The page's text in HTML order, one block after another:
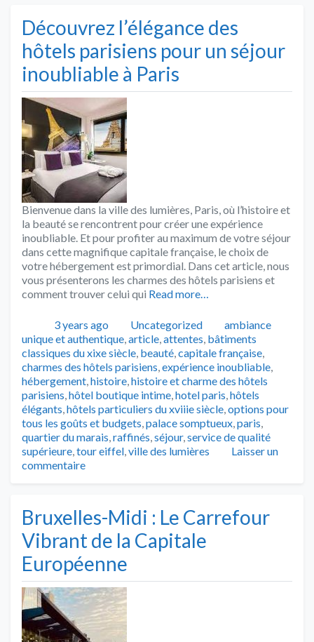
Découvrez l’élégance des
hôtels parisiens pour un séjour
inoubliable à Paris
Bienvenue dans la ville des lumières, Paris, où l’histoire et
la beauté se rencontrent pour créer une expérience
inoubliable. Et pour profiter au maximum de votre séjour
dans cette magnifique capitale française, le choix de
votre hébergement est primordial. Dans cet article, nous
vous présenterons les charmes des hôtels parisiens et
comment trouver celui qui Read more…
Publié3 years ago Catégories
Uncategorized Tags
ambiance
unique et authentique,article,attentes, bâtiments
classiques du xixe siècle, beauté,capitale française,
charmes des hôtels parisiens,expérience inoubliable,
hébergement,histoire,histoire et charme des hôtels
parisiens,hôtel boutique intime,hotel paris,hôtels
élégants,hôtels particuliers du xviiie siècle,options pour
tous les goûts et budgets,palace somptueux,paris,
quartier du marais,raffinés,séjour,service de qualité
supérieure,tour eiffel,ville des lumières
Laisser un
commentaire
Bruxelles-Midi : Le Carrefour
Vibrant de la Capitale
Européenne